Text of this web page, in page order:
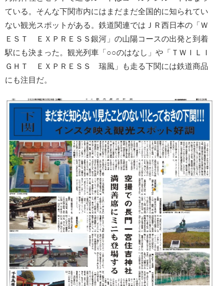
ている。そんな下関市内にはまだまだ全国的に知られてい
ない観光スポットがある。鉄道関連ではＪＲ西日本の「Ｗ
ＥＳＴ ＥＸＰＲＥＳＳ銀河」の山陽コースの出発と到着
駅にも決まった。観光列車「○○のはなし」や「ＴＷＩＬＩ
ＧＨＴ ＥＸＰＲＥＳＳ 瑞風」も走る下関には鉄道商品
にも注目だ。